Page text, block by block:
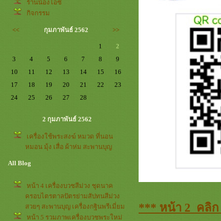
ร้านน้องไอซ์
กิจกรรม
<< กุมภาพันธ์ 2562 >>
1
2
3
4 5 6 7 8
9
10
11 12 13 14 15
16
17
18 19 20 21 22
23
24
25 26 27 28
2 กุมภาพันธ์ 2562
เครื่องใช้พระสงฆ์ หมวด ที่นอน
หมอน มุ้ง เสื่อ ผ้าห่ม สะพานบุญ
All Blog
หน้า 4 เครื่องบวชสีม่วง ชุดนาค
ครอบไตรตาลปัตรย่ามสัปทนสีม่วง
สวยๆ สะพานบุญ เครื่องกฐินพรีเมี่ยม
หน้า 5 รวมภาพเครื่องบวชพระใหม่
*** หน้า 2 คลิ